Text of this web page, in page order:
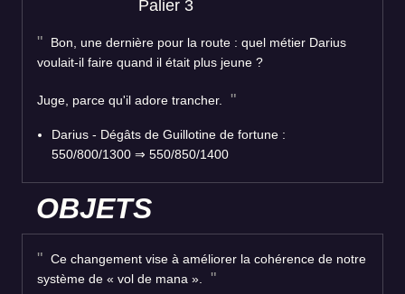
Palier 3
Bon, une dernière pour la route : quel métier Darius
voulait-il faire quand il était plus jeune ?
Juge, parce qu'il adore trancher.
Darius - Dégâts de Guillotine de fortune :
550/800/1300 ⇒ 550/850/1400
OBJETS
Ce changement vise à améliorer la cohérence de notre
système de « vol de mana ».